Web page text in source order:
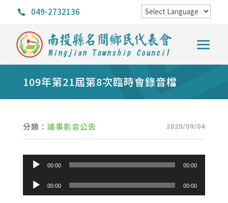
 049-2732136
109年第21屆第8次臨時會錄音檔
2020/09/04
分類： 議事影音公告
00:00 00:00
訊
00:00 00:00